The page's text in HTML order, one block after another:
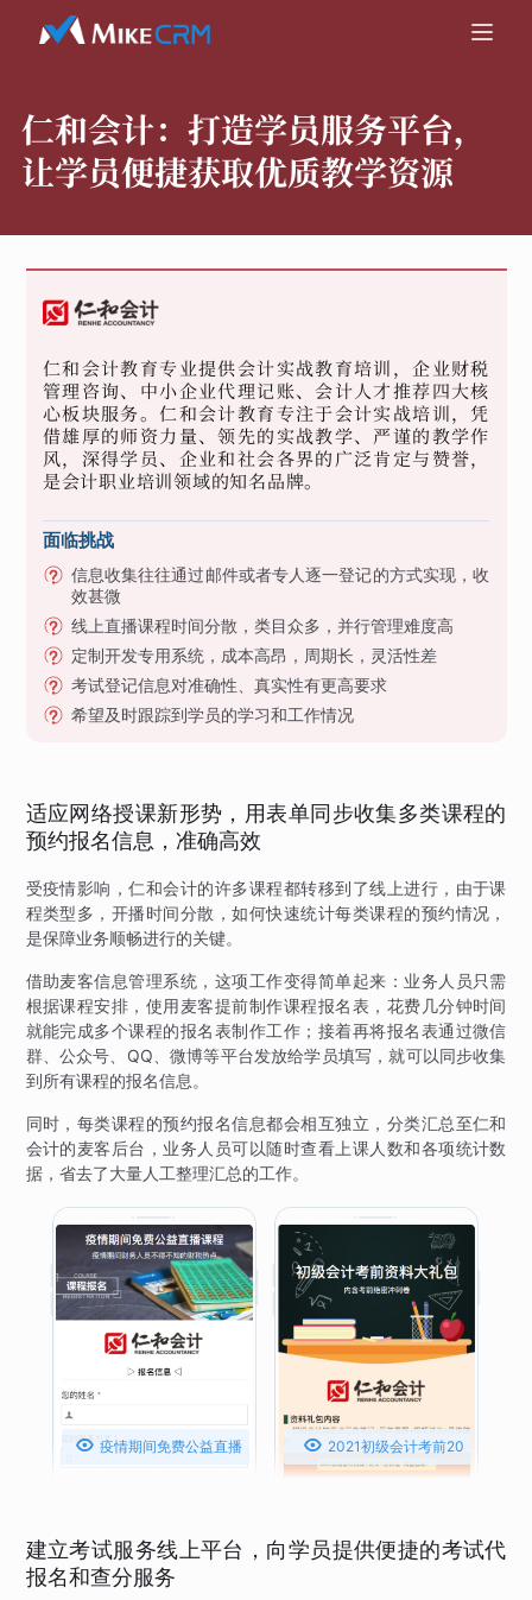
仁和会计： 打造学员服务平台，
让学员便捷获取优质教学资源
仁和会计教育专业提供会计实战教育培训，企业财税
管理咨询、中小企业代理记账、会计人才推荐四大核
心板块服务。仁和会计教育专注于会计实战培训，凭
借雄厚的师资力量、领先的实战教学、严谨的教学作
风，深得学员、企业和社会各界的广泛肯定与赞誉，
是会计职业培训领域的知名品牌。
面临挑战
信息收集往往通过邮件或者专人逐一登记的方式实现，收
效甚微
线上直播课程时间分散，类目众多，并行管理难度高
定制开发专用系统，成本高昂，周期长，灵活性差
考试登记信息对准确性、真实性有更高要求
希望及时跟踪到学员的学习和工作情况
适应网络授课新形势，用表单同步收集多类课程的
预约报名信息，准确高效
受疫情影响，仁和会计的许多课程都转移到了线上进行，由于课
程类型多，开播时间分散，如何快速统计每类课程的预约情况，
是保障业务顺畅进行的关键。
借助麦客信息管理系统，这项工作变得简单起来：业务人员只需
根据课程安排，使用麦客提前制作课程报名表，花费几分钟时间
就能完成多个课程的报名表制作工作；接着再将报名表通过微信
群、公众号、QQ、微博等平台发放给学员填写，就可以同步收集
到所有课程的报名信息。
同时，每类课程的预约报名信息都会相互独立，分类汇总至仁和
会计的麦客后台，业务人员可以随时查看上课人数和各项统计数
据，省去了大量人工整理汇总的工作。
 疫情期间免费公益直播
 2021初级会计考前20
建立考试服务线上平台，向学员提供便捷的考试代
报名和查分服务